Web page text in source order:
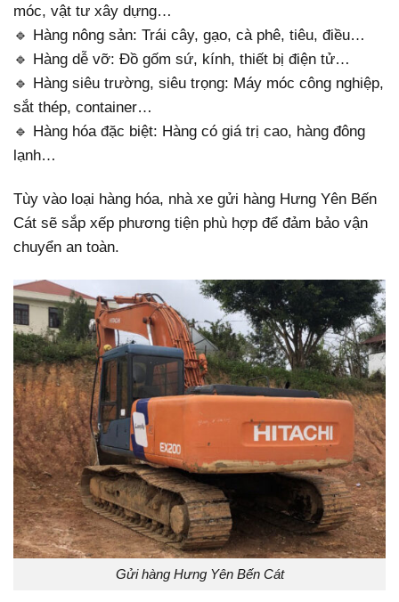
móc, vật tư xây dựng…
🔹 Hàng nông sản: Trái cây, gạo, cà phê, tiêu, điều…
🔹 Hàng dễ vỡ: Đồ gốm sứ, kính, thiết bị điện tử…
🔹 Hàng siêu trường, siêu trọng: Máy móc công nghiệp,
sắt thép, container…
🔹 Hàng hóa đặc biệt: Hàng có giá trị cao, hàng đông
lạnh…
Tùy vào loại hàng hóa, nhà xe gửi hàng Hưng Yên Bến
Cát sẽ sắp xếp phương tiện phù hợp để đảm bảo vận
chuyển an toàn.
Gửi hàng Hưng Yên Bến Cát